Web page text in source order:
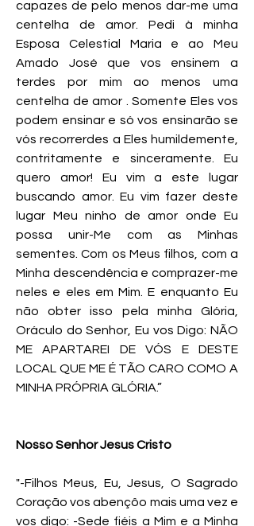
capazes de pelo menos dar-me uma
centelha de amor. Pedi à minha
Esposa Celestial Maria e ao Meu
Amado José que vos ensinem a
terdes por mim ao menos uma
centelha de amor . Somente Eles vos
podem ensinar e só vos ensinarão se
vós recorrerdes a Eles humildemente,
contritamente e sinceramente. Eu
quero amor! Eu vim a este lugar
buscando amor. Eu vim fazer deste
lugar Meu ninho de amor onde Eu
possa unir-Me com as Minhas
sementes. Com os Meus filhos, com a
Minha descendência e comprazer-me
neles e eles em Mim. E enquanto Eu
não obter isso pela minha Glória,
Oráculo do Senhor, Eu vos Digo: NÃO
ME APARTAREI DE VÓS E DESTE
LOCAL QUE ME É TÃO CARO COMO A
MINHA PRÓPRIA GLÓRIA.”
Nosso Senhor Jesus Cristo
"-Filhos Meus, Eu, Jesus, O Sagrado
Coração vos abençôo mais uma vez e
vos digo: -Sede fiéis a Mim e a Minha